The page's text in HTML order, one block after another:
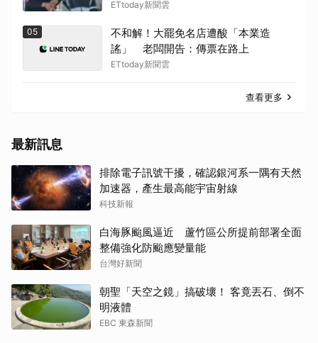
ETtoday新聞雲
05
不和解！大罷免名店遭酸「本業造
謠」 老闆開告：傳票在路上
ETtoday新聞雲
查看更多
最新訊息
排除電子訊號干擾，確認銀河系一隅有天然
加速器，產生最高能宇宙射線
科技新報
白海豚颱風逼近 蘆竹區公所提前部署全面
整備強化防颱應變量能
台灣好新聞
朝聖「天空之鏡」搞破壞！ 客竟丟石、倒不
明液體
EBC 東森新聞